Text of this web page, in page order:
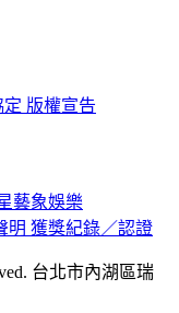
定 版權宣告
藝象娛樂
明 獲獎紀錄／認證
台北市內湖區瑞